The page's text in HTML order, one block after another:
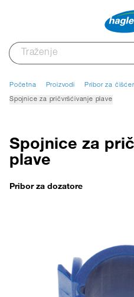
Početna Proizvodi Pribor za
Spojnice za pričvršćivanje plave
Spojnice za
plave
Pribor za dozatore